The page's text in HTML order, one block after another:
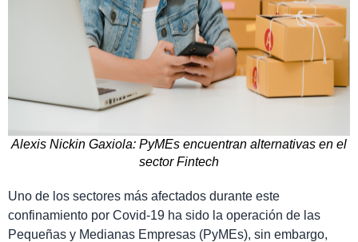
Alexis Nickin Gaxiola: PyMEs encuentran alternativas en el
sector Fintech
Uno de los sectores más afectados durante este
confinamiento por Covid-19 ha sido la operación de las
Pequeñas y Medianas Empresas (PyMEs), sin embargo,